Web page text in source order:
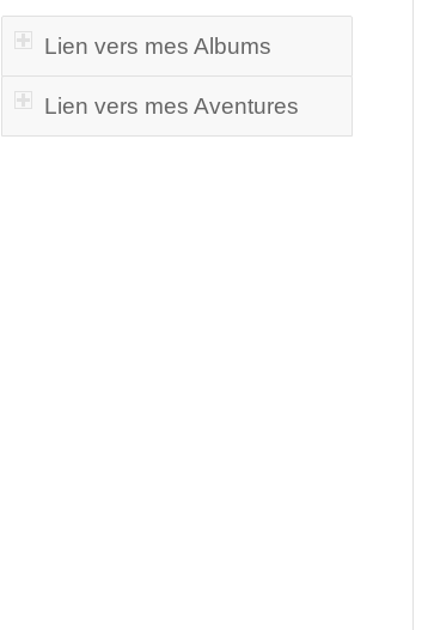
Lien vers mes Albums
Lien vers mes Aventures